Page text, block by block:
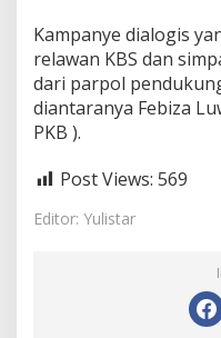
Kampanye dialogis
relawan KBS dan
dari parpol
diantaranya Febiza
PKB ).
Post Views: 569
Editor: Yulistar